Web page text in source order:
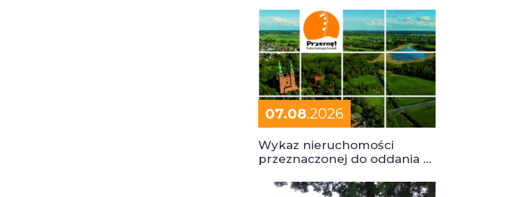
07.08.2026
Wykaz nieruchomości
przeznaczonej do oddania w